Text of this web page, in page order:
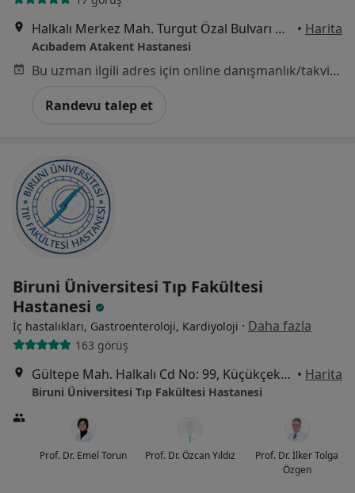
Halkalı Merkez Mah. Turgut Özal Bulvarı No: 16, Küçükçekmece • Harita
Acıbadem Atakent Hastanesi
Bu uzman ilgili adres için online danışmanlık/takvim sunmuyor.
Randevu talep et
Biruni Üniversitesi Tıp Fakültesi
Hastanesi
İç hastalıkları, Gastroenteroloji, Kardiyoloji · Daha fazla
163 görüş
Gültepe Mah. Halkalı Cd No: 99, Küçükçekmece • Harita
Biruni Üniversitesi Tıp Fakültesi Hastanesi
Prof. Dr. Emel Torun Prof. Dr. Özcan Yıldız
Prof. Dr. İlker Tolga
Özgen